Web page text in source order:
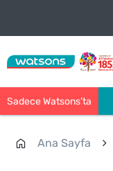
Sadece Watsons’ta
Ana Sayfa